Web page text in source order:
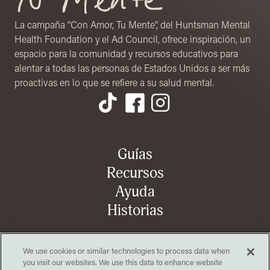
La campaña “Con Amor, Tu Mente”, del Huntsman Mental
Health Foundation y el Ad Council, ofrece inspiración, un
espacio para la comunidad y recursos educativos para
alentar a todas las personas de Estados Unidos a ser más
proactivas en lo que se refiere a su salud mental.
Guías
Recursos
Ayuda
Historias
OrganizaciónComunícate con nosotros (en inglés)
Abrir en una nueva pestaña
We use cookies or similar technologies to process data when
you visit our websites. We use this data to enhance website